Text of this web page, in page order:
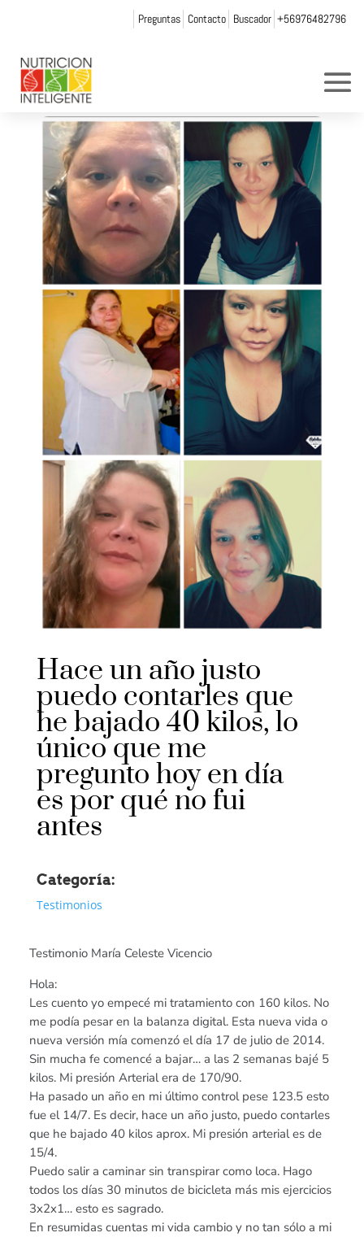
Preguntas Contacto Buscador +56976482796
Hace un año justo
puedo contarles que
he bajado 40 kilos, lo
único que me
pregunto hoy en día
es por qué no fui
antes
Categoría:
Testimonios
Testimonio María Celeste Vicencio
Hola:
Les cuento yo empecé mi tratamiento con 160 kilos. No
me podía pesar en la balanza digital. Esta nueva vida o
nueva versión mía comenzó el día 17 de julio de 2014.
Sin mucha fe comencé a bajar… a las 2 semanas bajé 5
kilos. Mi presión Arterial era de 170/90.
Ha pasado un año en mi último control pese 123.5 esto
fue el 14/7. Es decir, hace un año justo, puedo contarles
que he bajado 40 kilos aprox. Mi presión arterial es de
15/4.
Puedo salir a caminar sin transpirar como loca. Hago
todos los días 30 minutos de bicicleta más mis ejercicios
3x2x1… esto es sagrado.
En resumidas cuentas mi vida cambio y no tan sólo a mi